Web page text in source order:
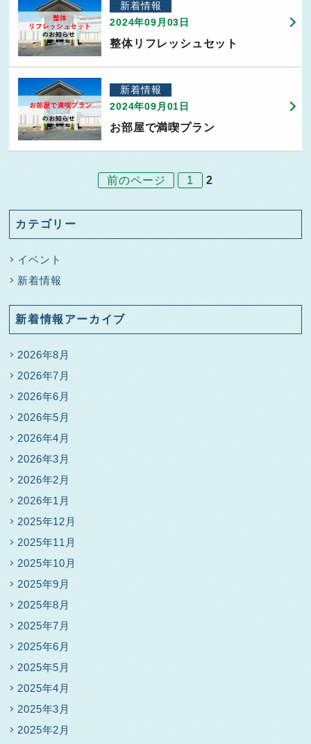
新着情報
2024年09月03日
整体リフレッシュセット
新着情報
2024年09月01日
お部屋で満喫プラン
前のページ 1 2
カテゴリー
イベント
新着情報
新着情報アーカイブ
2026年8月
2026年7月
2026年6月
2026年5月
2026年4月
2026年3月
2026年2月
2026年1月
2025年12月
2025年11月
2025年10月
2025年9月
2025年8月
2025年7月
2025年6月
2025年5月
2025年4月
2025年3月
2025年2月